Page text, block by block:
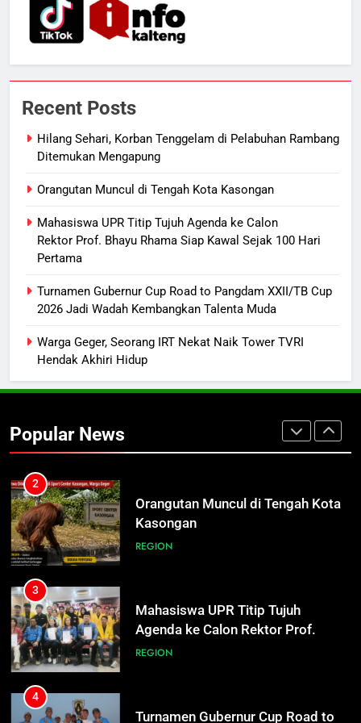
Recent Posts
Hilang Sehari, Korban Tenggelam di Pelabuhan Rambang
Ditemukan Mengapung
Orangutan Muncul di Tengah Kota Kasongan
Mahasiswa UPR Titip Tujuh Agenda ke Calon
Rektor Prof. Bhayu Rhama Siap Kawal Sejak 100 Hari
Pertama
Turnamen Gubernur Cup Road to Pangdam XXII/TB Cup
2026 Jadi Wadah Kembangkan Talenta Muda
Warga Geger, Seorang IRT Nekat Naik Tower TVRI
Hendak Akhiri Hidup
Popular News
Pertamina Pastikan Pelayanan
Tetap Jalan
ECONOMY
Sistem Listrik Kalselteng Masih
7 Hari
8
Distribusi BBM Diperkuat,
SPBU Sampit Segera Terurai
ECONOMY
Hilang Sehari, Korban Tenggelam
di Pelabuhan Rambang Ditemukan
Orangutan Muncul di Tengah Kota
3
Mahasiswa UPR Titip Tujuh
Agenda ke Calon Rektor Prof.
Bhayu Rhama Siap Kawal Sejak
REGION
4
Turnamen Gubernur Cup Road to
Pangdam XXII/TB Cup 2026 Jadi
Wadah Kembangkan Talenta Muda
SPORTS
5
Warga Geger, Seorang IRT Nekat